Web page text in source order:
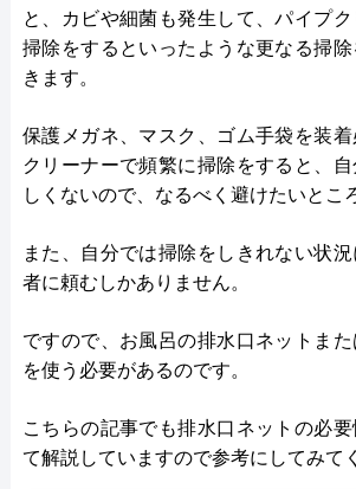
と、カビや細菌も発生して、パイプ
掃除をするといったような更なる掃
きます。
保護メガネ、マスク、ゴム手袋を装
クリーナーで頻繁に掃除をすると、
しくないので、なるべく避けたいとこ
また、自分では掃除をしきれない状
者に頼むしかありません。
ですので、お風呂の排水口ネットま
を使う必要があるのです。
こちらの記事でも排水口ネットの必
て解説していますので参考にしてみて